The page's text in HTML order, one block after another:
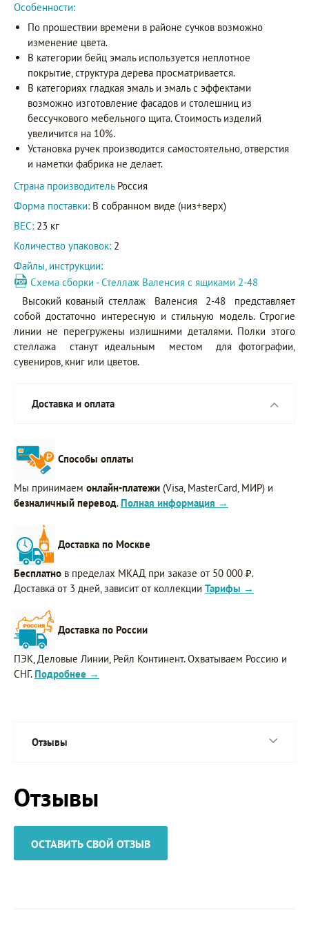
Особенности:
По прошествии времени в районе сучков возможно
изменение цвета.
В категории бейц эмаль используется неплотное
покрытие, структура дерева просматривается.
В категориях гладкая эмаль и эмаль с эффектами
возможно изготовление фасадов и столешниц из
бессучкового мебельного щита. Стоимость изделий
увеличится на 10%.
Установка ручек производится самостоятельно, отверстия
и наметки фабрика не делает.
Страна производитель Россия
Форма поставки: В собранном виде (низ+верх)
ВЕС: 23 кг
Количество упаковок: 2
Файлы, инструкции:
Схема сборки - Стеллаж Валенсия с ящиками 2-48
Высокий кованый стеллаж Валенсия 2-48 представляет
собой достаточно интересную и стильную модель. Строгие
линии не перегружены излишними деталями. Полки этого
стеллажа станут идеальным местом для фотографии,
сувениров, книг или цветов.
Доставка и оплата
Способы оплаты
Мы принимаем онлайн-платежи (Visa, MasterCard, МИР) и
безналичный перевод. Полная информация →
Доставка по Москве
Бесплатно в пределах МКАД при заказе от 50 000 ₽.
Доставка от 3 дней, зависит от коллекции Тарифы →
Доставка по России
ПЭК, Деловые Линии, Рейл Континент. Охватываем Россию и
СНГ. Подробнее →
Отзывы
Отзывы
ОСТАВИТЬ СВОЙ ОТЗЫВ